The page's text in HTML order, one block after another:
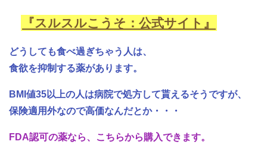
『スルスルこうそ：公式サイト』
どうしても食べ過ぎちゃう人は、
食欲を抑制する薬があります。
BMI値35以上の人は病院で処方して貰えるそうですが、
保険適用外なので高価なんだとか・・・
FDA認可の薬なら、こちらから購入できます。